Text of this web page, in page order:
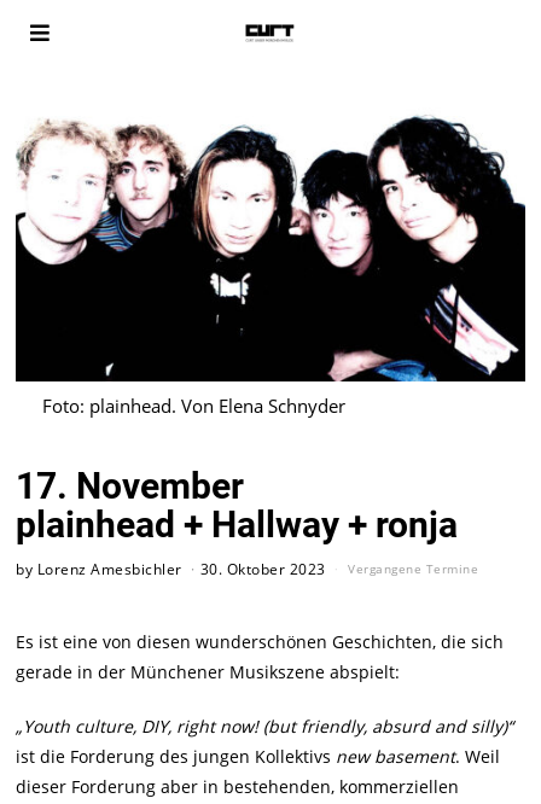
Foto: plainhead. Von Elena Schnyder
17. November
plainhead + Hallway + ronja
by Lorenz Amesbichler 30. Oktober 2023 Vergangene Termine
Es ist eine von diesen wunderschönen Geschichten, die sich
gerade in der Münchener Musikszene abspielt:
„Youth culture, DIY, right now! (but friendly, absurd and silly)“
ist die Forderung des jungen Kollektivs new basement. Weil
dieser Forderung aber in bestehenden, kommerziellen